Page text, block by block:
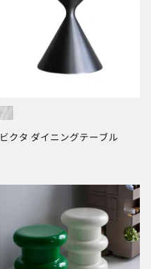
ビクタ ダイニングテーブル